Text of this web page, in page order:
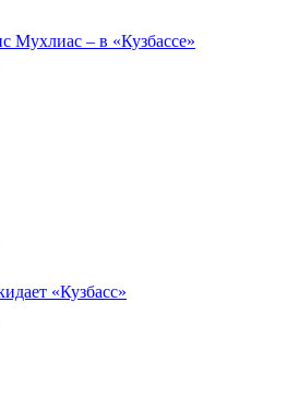
Мухлиас – в «Кузбассе»
«Кузбасс»